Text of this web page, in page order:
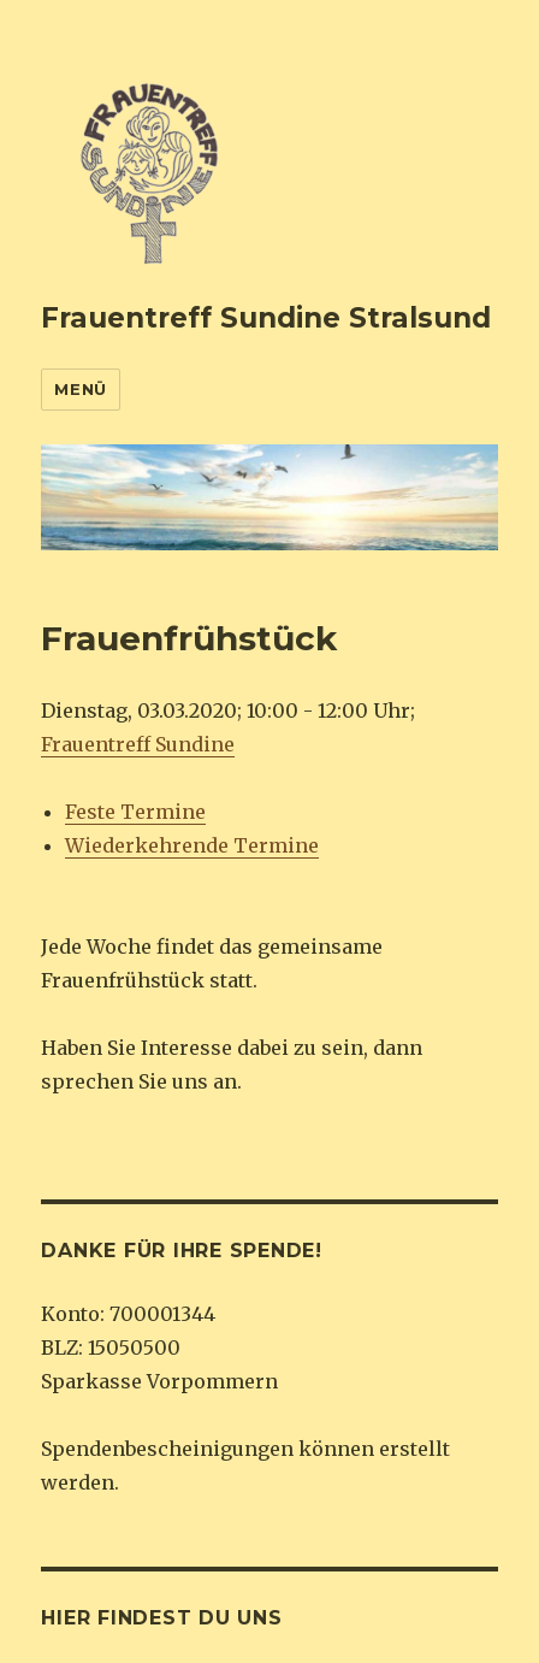
Frauentreff Sundine Stralsund
MENÜ
Frauenfrühstück
Dienstag, 03.03.2020; 10:00 - 12:00 Uhr;
Frauentreff Sundine
Feste Termine
Wiederkehrende Termine
Jede Woche findet das gemeinsame
Frauenfrühstück statt.
Haben Sie Interesse dabei zu sein, dann
sprechen Sie uns an.
DANKE FÜR IHRE SPENDE!
Konto: 700001344
BLZ: 15050500
Sparkasse Vorpommern
Spendenbescheinigungen können erstellt
werden.
HIER FINDEST DU UNS